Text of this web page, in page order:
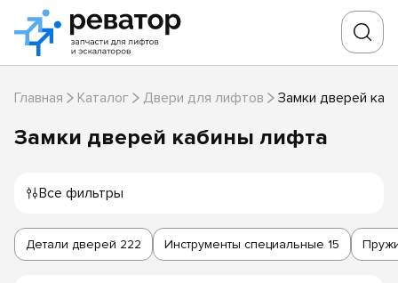
Главная Каталог Двери для лифтов Замки дверей
Замки дверей кабины лифта
Все фильтры
Детали дверей 222 Инструменты специальные 15